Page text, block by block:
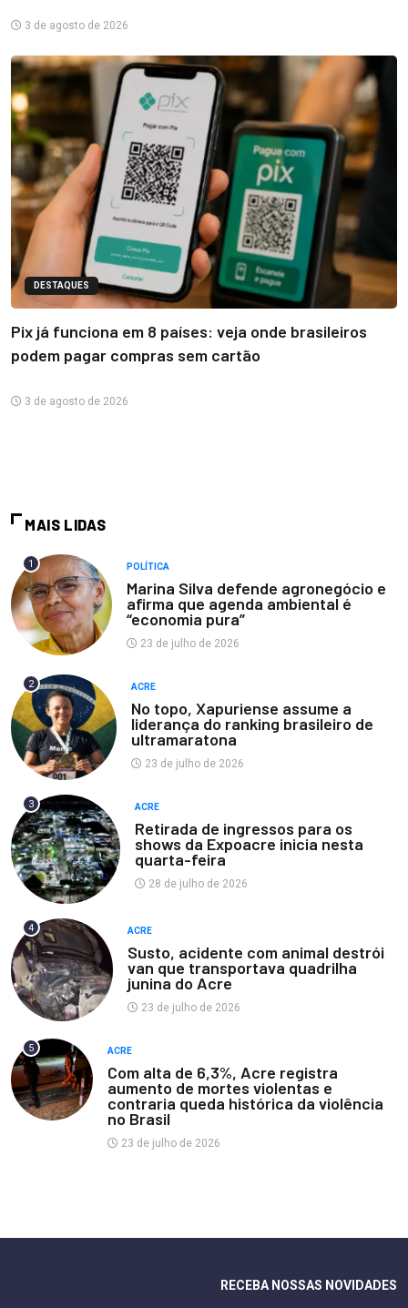
3 de agosto de 2026
DESTAQUES
Pix já funciona em 8 países: veja onde brasileiros
podem pagar compras sem cartão
3 de agosto de 2026
MAIS LIDAS
1 POLÍTICA
Marina Silva defende agronegócio e
afirma que agenda ambiental é
“economia pura”
23 de julho de 2026
2 ACRE
No topo, Xapuriense assume a
liderança do ranking brasileiro de
ultramaratona
23 de julho de 2026
3 ACRE
Retirada de ingressos para os
shows da Expoacre inicia nesta
quarta-feira
28 de julho de 2026
4 ACRE
Susto, acidente com animal destrói
van que transportava quadrilha
junina do Acre
23 de julho de 2026
5 ACRE
Com alta de 6,3%, Acre registra
aumento de mortes violentas e
contraria queda histórica da violência
no Brasil
23 de julho de 2026
RECEBA NOSSAS NOVIDADES